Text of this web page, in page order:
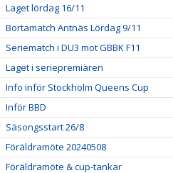
Laget lördag 16/11
Bortamatch Antnäs Lördag 9/11
Seriematch i DU3 mot GBBK F11
Laget i seriepremiären
Info inför Stockholm Queens Cup
Inför BBD
Säsongsstart 26/8
Föräldramöte 20240508
Föräldramöte & cup-tankar